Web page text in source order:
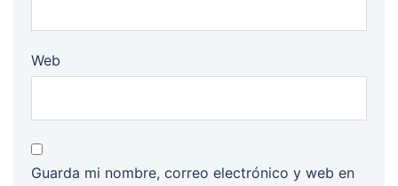
Web
Guarda mi nombre, correo electrónico y web en